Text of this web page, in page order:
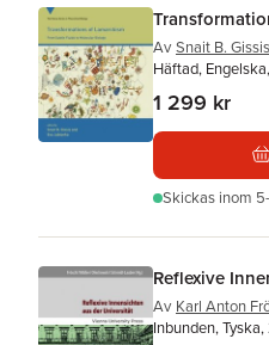
Av Snait B. Gissis
Häftad,
1 299 kr
Skickas inom
Reflexive
Av Karl Anton
Inbunden, Tyska,